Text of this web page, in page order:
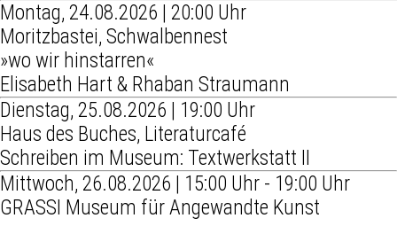
Montag, 24.08.2026 | 20:00 Uhr
Moritzbastei, Schwalbennest
»wo wir hinstarren«
Elisabeth Hart & Rhaban Straumann
Dienstag, 25.08.2026 | 19:00 Uhr
Haus des Buches, Literaturcafé
Schreiben im Museum: Textwerkstatt II
Mittwoch, 26.08.2026 | 15:00 Uhr - 19:00 Uhr
GRASSI Museum für Angewandte Kunst